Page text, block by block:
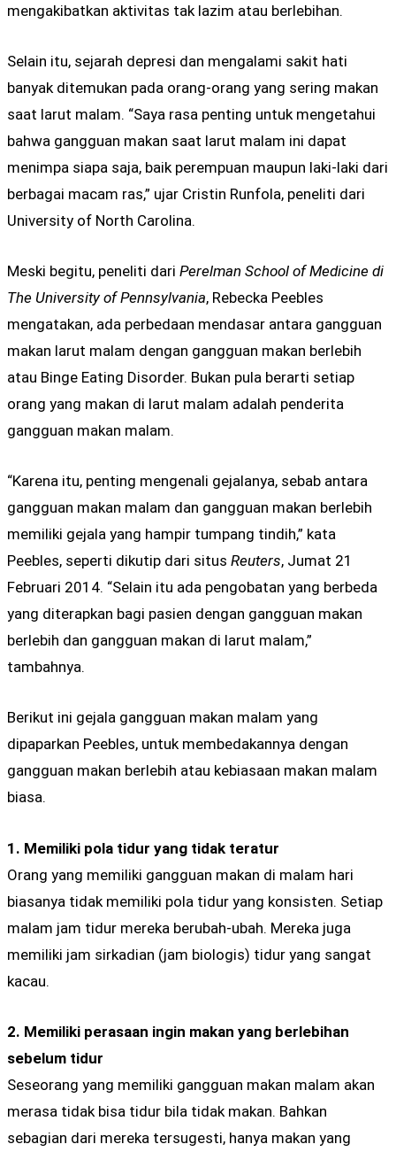
mengakibatkan aktivitas tak lazim atau berlebihan.
Selain itu, sejarah depresi dan mengalami sakit hati
banyak ditemukan pada orang-orang yang sering makan
saat larut malam. “Saya rasa penting untuk mengetahui
bahwa gangguan makan saat larut malam ini dapat
menimpa siapa saja, baik perempuan maupun laki-laki dari
berbagai macam ras,” ujar Cristin Runfola, peneliti dari
University of North Carolina.
Meski begitu, peneliti dari Perelman School of Medicine di
The University of Pennsylvania, Rebecka Peebles
mengatakan, ada perbedaan mendasar antara gangguan
makan larut malam dengan gangguan makan berlebih
atau Binge Eating Disorder. Bukan pula berarti setiap
orang yang makan di larut malam adalah penderita
gangguan makan malam.
“Karena itu, penting mengenali gejalanya, sebab antara
gangguan makan malam dan gangguan makan berlebih
memiliki gejala yang hampir tumpang tindih,” kata
Peebles, seperti dikutip dari situs Reuters, Jumat 21
Februari 2014. “Selain itu ada pengobatan yang berbeda
yang diterapkan bagi pasien dengan gangguan makan
berlebih dan gangguan makan di larut malam,”
tambahnya.
Berikut ini gejala gangguan makan malam yang
dipaparkan Peebles, untuk membedakannya dengan
gangguan makan berlebih atau kebiasaan makan malam
biasa.
1. Memiliki pola tidur yang tidak teratur
Orang yang memiliki gangguan makan di malam hari
biasanya tidak memiliki pola tidur yang konsisten. Setiap
malam jam tidur mereka berubah-ubah. Mereka juga
memiliki jam sirkadian (jam biologis) tidur yang sangat
kacau.
2. Memiliki perasaan ingin makan yang berlebihan
sebelum tidur
Seseorang yang memiliki gangguan makan malam akan
merasa tidak bisa tidur bila tidak makan. Bahkan
sebagian dari mereka tersugesti, hanya makan yang